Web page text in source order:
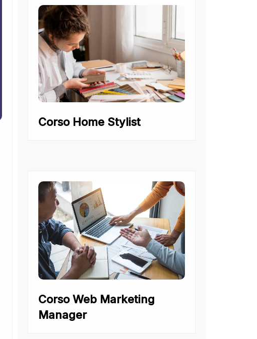
Corso Home Stylist
Corso Web Marketing
Manager